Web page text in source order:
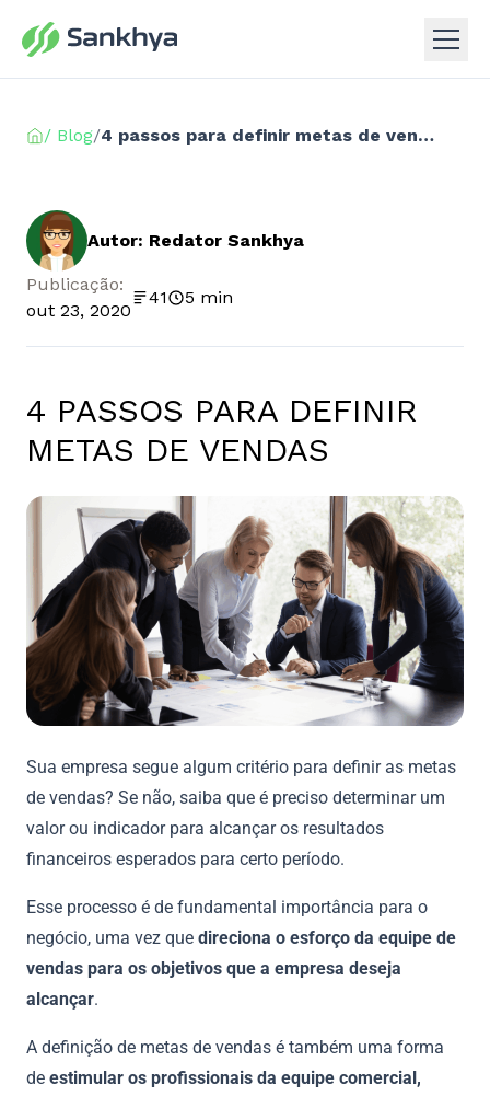
/ Blog/ 4 passos para definir metas de vendas
Autor: Redator Sankhya
Publicação:
out 23, 2020
41 5 min
4 PASSOS PARA DEFINIR
METAS DE VENDAS
Sua empresa segue algum critério para definir as metas
de vendas? Se não, saiba que é preciso determinar um
valor ou indicador para alcançar os resultados
financeiros esperados para certo período.
Esse processo é de fundamental importância para o
negócio, uma vez que direciona o esforço da equipe de
vendas para os objetivos que a empresa deseja
alcançar.
A definição de metas de vendas é também uma forma
de estimular os profissionais da equipe comercial,